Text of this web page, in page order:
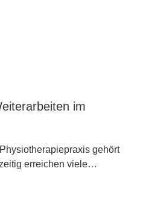
im
gehört
erreichen viele…